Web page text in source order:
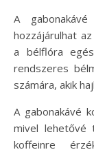
A
hozzájárulhat
a bélflóra
rendszeres
számára, akik
A gabonakávé
mivel
koffeinre